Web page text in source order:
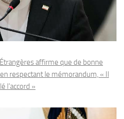
affirme que de bonne
respectant le mémorandum, « Il
l’accord »